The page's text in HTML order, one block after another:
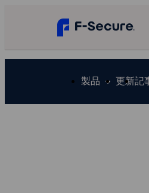
製品 更新記